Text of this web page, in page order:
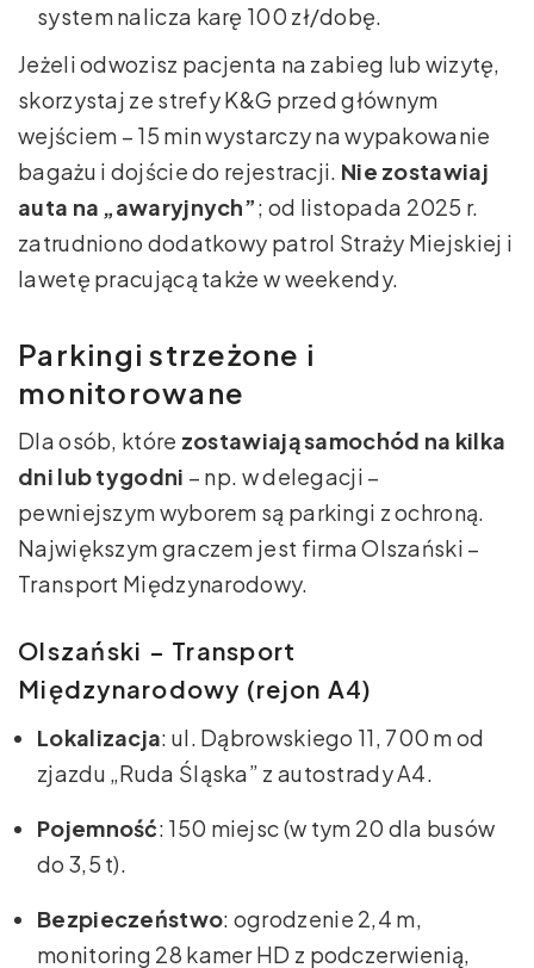
system nalicza karę 100 zł/dobę.
Jeżeli odwozisz pacjenta na zabieg lub wizytę,
skorzystaj ze strefy K&G przed głównym
wejściem – 15 min wystarczy na wypakowanie
bagażu i dojście do rejestracji. Nie zostawiaj
auta na „awaryjnych”; od listopada 2025 r.
zatrudniono dodatkowy patrol Straży Miejskiej i
lawetę pracującą także w weekendy.
Parkingi strzeżone i
monitorowane
Dla osób, które zostawiają samochód na kilka
dni lub tygodni – np. w delegacji –
pewniejszym wyborem są parkingi z ochroną.
Największym graczem jest firma Olszański –
Transport Międzynarodowy.
Olszański – Transport
Międzynarodowy (rejon A4)
Lokalizacja: ul. Dąbrowskiego 11, 700 m od
zjazdu „Ruda Śląska” z autostrady A4.
Pojemność: 150 miejsc (w tym 20 dla busów
do 3,5 t).
Bezpieczeństwo: ogrodzenie 2,4 m,
monitoring 28 kamer HD z podczerwienią,